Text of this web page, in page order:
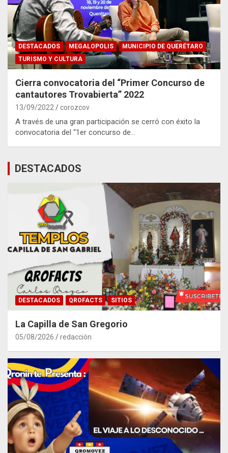
DESTACADOS MEGALOPOLIS
MUNICIPIO DE QUERÉTARO
TURISMO Y CULTURA
Cierra convocatoria del “Primer Concurso de
cantautores Trovabierta” 2022
13/09/2022 corozcov
A través de una gran participación se cerró con éxito la
convocatoria del “1er concurso de…
DESTACADOS
DESTACADOS QROFACTS SITIOS
La Capilla de San Gregorio
05/08/2026 redacción